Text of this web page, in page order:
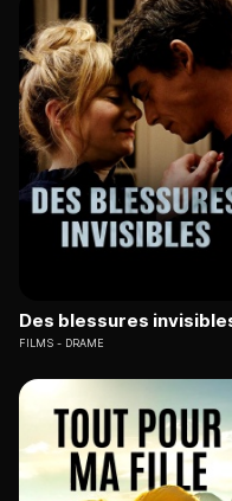
Des blessures
FILMS DRAME